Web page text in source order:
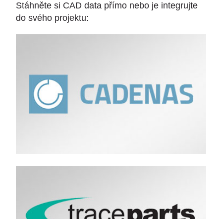
Stáhněte si CAD data přímo nebo je integrujte
do svého projektu: